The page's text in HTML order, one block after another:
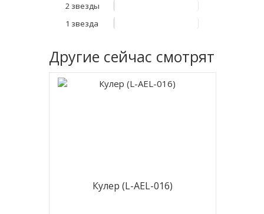
2 звезды
1 звезда
Другие сейчас смотрят
Кулер (L-AEL-016)